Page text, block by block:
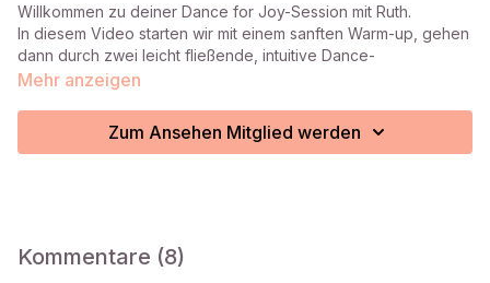
Willkommen zu deiner Dance for Joy-Session mit Ruth.
In diesem Video starten wir mit einem sanften Warm-up, gehen
dann durch zwei leicht fließende, intuitive Dance-
Choreografien und schließen die Session mit wohltuendem
Mehr anzeigen
Zum Ansehen Mitglied werden
Kommentare (8)